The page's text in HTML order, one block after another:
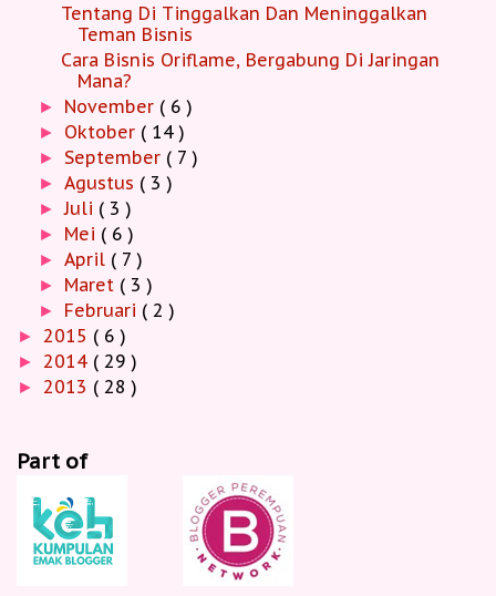
Tentang Di Tinggalkan Dan Meninggalkan
Teman Bisnis
Cara Bisnis Oriflame, Bergabung Di Jaringan
Mana?
► November ( 6 )
► Oktober ( 14 )
► September ( 7 )
►Agustus ( 3 )
►Juli ( 3 )
► Mei ( 6 )
►April ( 7 )
► Maret ( 3 )
► Februari ( 2 )
► 2015 ( 6 )
► 2014 ( 29 )
► 2013 ( 28 )
Part of